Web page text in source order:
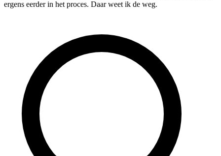
ergens eerder in het proces. Daar weet ik de weg.